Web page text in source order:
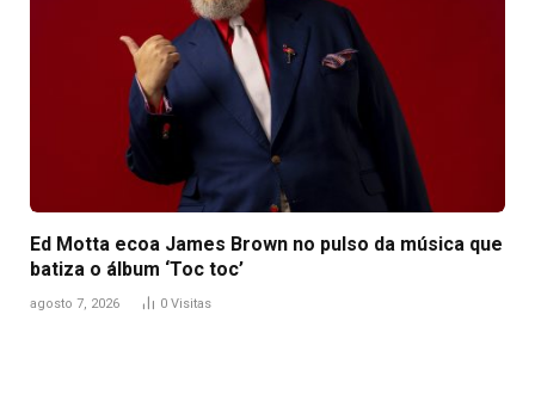
Ed Motta ecoa James Brown no pulso da música que
batiza o álbum ‘Toc toc’
agosto 7, 2026 0 Visitas